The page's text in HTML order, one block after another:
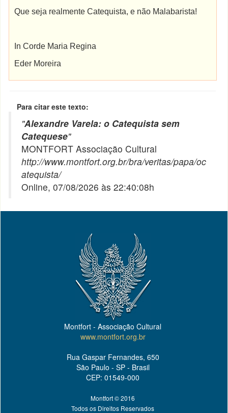
Que seja realmente Catequista, e não Malabarista!
In Corde Maria Regina
Eder Moreira
Para citar este texto:
"Alexandre Varela: o Catequista sem
Catequese"
MONTFORT Associação Cultural
http://www.montfort.org.br/bra/veritas/papa/oc
atequista/
Online, 07/08/2026 às 22:40:08h
Montfort - Associação Cultural
www.montfort.org.br
Rua Gaspar Fernandes, 650
São Paulo - SP - Brasil
CEP: 01549-000
Montfort © 2016
Todos os Direitos Reservados